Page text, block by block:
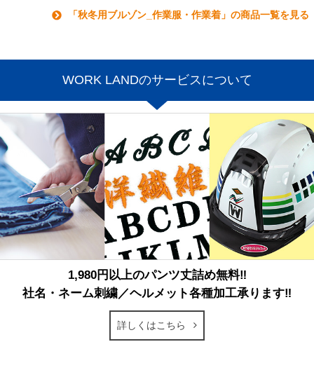
「秋冬用ブルゾン_作業服・作業着」の商品一覧を見る
WORK LANDのサービスについて
1,980円以上のパンツ丈詰め無料‼
社名・ネーム刺繍／ヘルメット各種加工承ります‼
詳しくはこちら